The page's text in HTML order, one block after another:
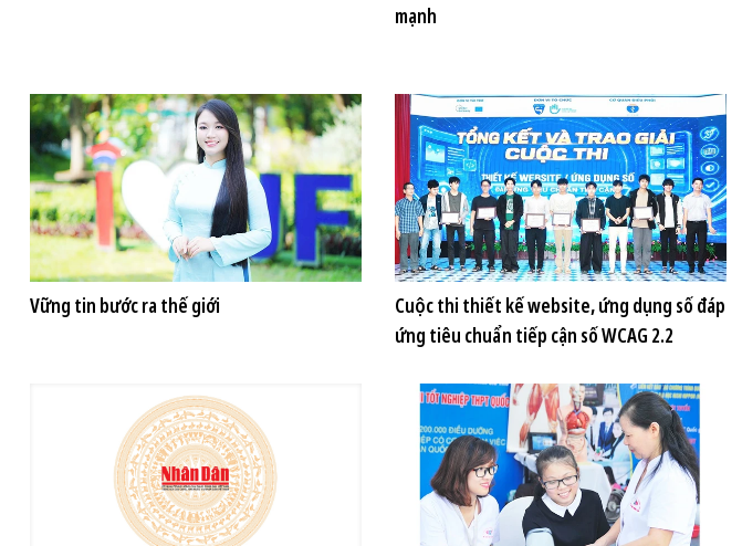
mạnh
Vững tin bước ra thế giới
Cuộc thi thiết kế website, ứng dụng số đáp
ứng tiêu chuẩn tiếp cận số WCAG 2.2